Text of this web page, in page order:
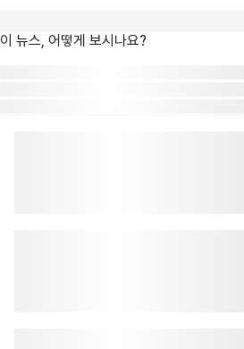
이 뉴스, 어떻게 보시나요?